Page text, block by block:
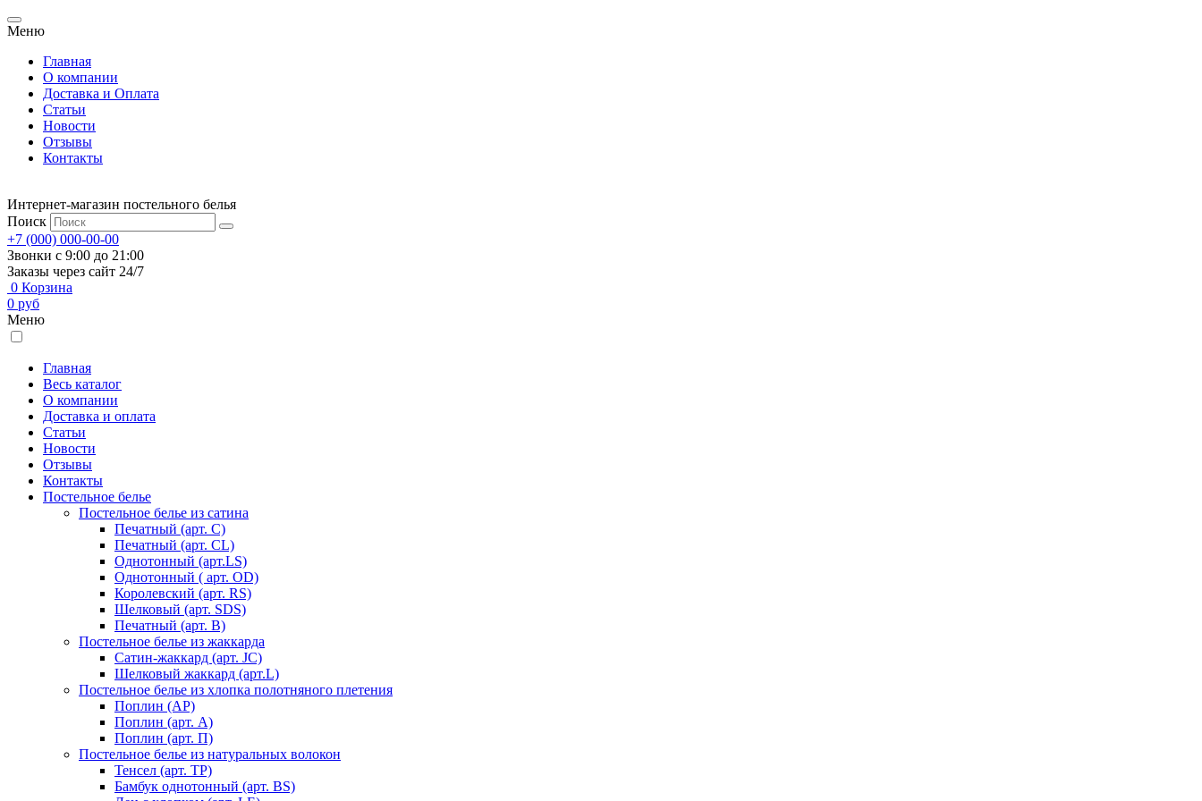
Меню
Главная
О компании
Доставка и Оплата
Статьи
Новости
Отзывы
Контакты
Интернет-магазин постельного белья
Поиск
+7 (000) 000-00-00
Звонки с 9:00 до 21:00
Заказы через сайт 24/7
0 Корзина
0 руб
Меню
Главная
Весь каталог
О компании
Доставка и оплата
Статьи
Новости
Отзывы
Контакты
Постельное белье
Постельное белье из сатина
Печатный (арт. С)
Печатный (арт. СL)
Однотонный (арт.LS)
Однотонный ( арт. OD)
Королевский (арт. RS)
Шелковый (арт. SDS)
Печатный (арт. В)
Постельное белье из жаккарда
Сатин-жаккард (арт. JC)
Шелковый жаккард (арт.L)
Постельное белье из хлопка полотняного плетения
Поплин (AP)
Поплин (арт. А)
Поплин (арт. П)
Постельное белье из натуральных волокон
Тенсел (арт. ТР)
Бамбук однотонный (арт. BS)